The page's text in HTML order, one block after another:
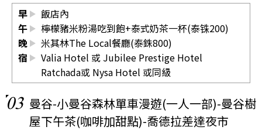
早
飯店內
午
檸檬豬米粉湯吃到飽+泰式奶茶一杯(泰铢200)
晚
米其林The Local餐廳(泰銖800)
宿
Valia Hotel 或 Jubilee Prestige Hotel
Ratchada或 Nysa Hotel 或同級
03 曼谷-小曼谷森林單車漫遊(一人一部)-曼谷樹
屋下午茶(咖啡加甜點)-喬德拉差達夜市